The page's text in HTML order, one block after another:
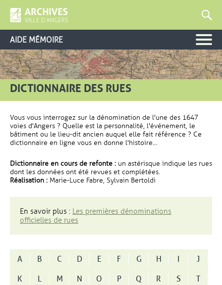
AIDE MÉMOIRE
DICTIONNAIRE DES RUES
Vous vous interrogez sur la dénomination de l'une des 1647
voies d'Angers ? Quelle est la personnalité, l'événement, le
bâtiment ou le lieu-dit ancien auquel elle fait référence ? Ce
dictionnaire en ligne vous en donne l'histoire...
Dictionnaire en cours de refonte : un astérisque indique les rues
dont les données ont été revues et complétées.
Réalisation : Marie-Luce Fabre, Sylvain Bertoldi
En savoir plus : Les premières dénominations
officielles de rues
A B C D E F G H I
J
K
L M N O P Q R S
T